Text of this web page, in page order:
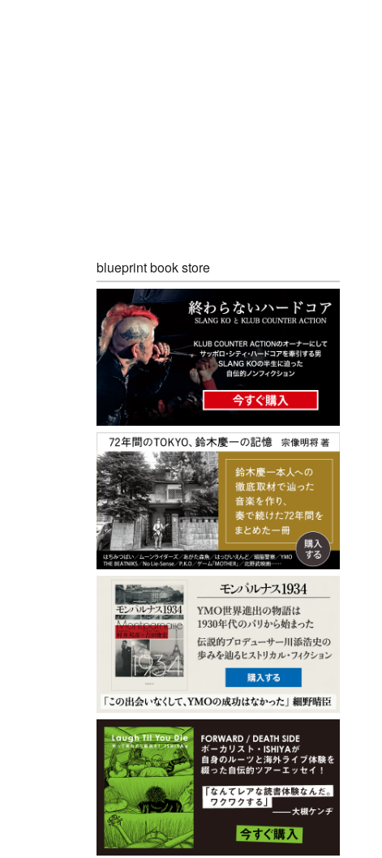
blueprint book store